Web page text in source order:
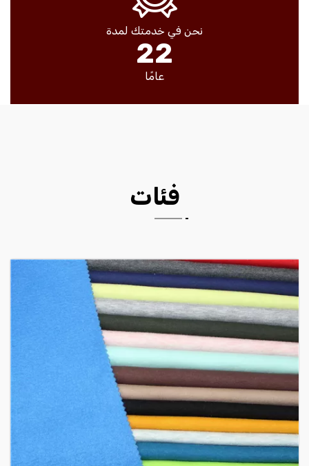
نحن في خدمتك لمدة
22
عامًا
فئات